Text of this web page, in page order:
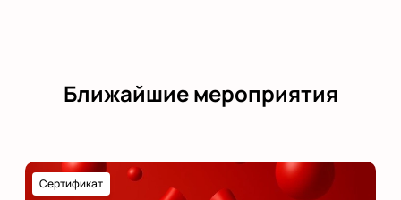
Ближайшие мероприятия
Сертификат